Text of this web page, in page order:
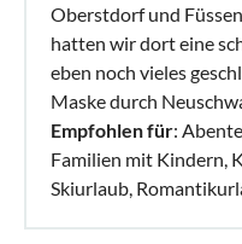
Oberstdorf und
hatten wir dort eine
eben noch vieles
Maske durch
Empfohlen für:
Familien mit Kindern,
Skiurlaub,